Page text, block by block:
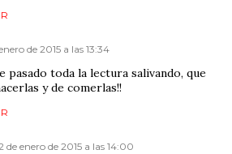
de 2015 a las 13:34
pasado toda la lectura salivando, que
y de comerlas!!
de enero de 2015 a las 14:00